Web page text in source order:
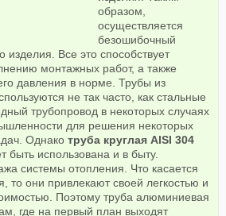
образом,
осуществляется
безошибочный
изделия. Все это способствует
монтажных работ, а также
давления в норме. Трубы из
не так часто, как стальные
трубопровод в некоторых случаях
для решения некоторых
Однакотруба круглая AISI 304
быть использована и в быту.
системы отопления. Что касается
то они привлекают своей легкостью и
Поэтому труба алюминиевая
где на первый план выходят